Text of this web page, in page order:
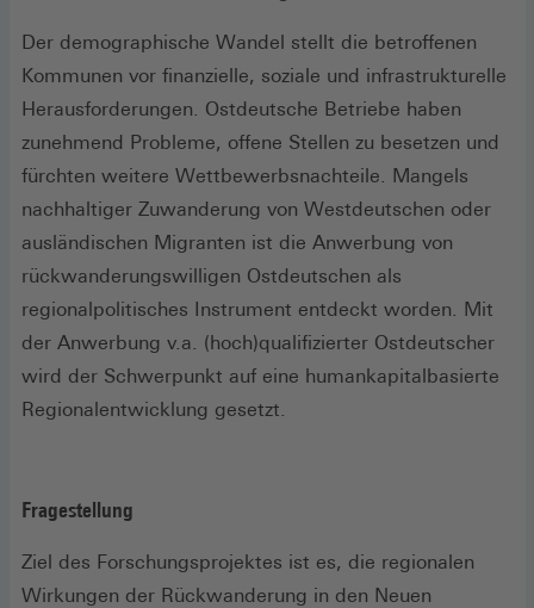
Der demographische Wandel stellt die betroffenen
Kommunen vor finanzielle, soziale und infrastrukturelle
Herausforderungen. Ostdeutsche Betriebe haben
zunehmend Probleme, offene Stellen zu besetzen und
fürchten weitere Wettbewerbsnachteile. Mangels
nachhaltiger Zuwanderung von Westdeutschen oder
ausländischen Migranten ist die Anwerbung von
rückwanderungswilligen Ostdeutschen als
regionalpolitisches Instrument entdeckt worden. Mit
der Anwerbung v.a. (hoch)qualifizierter Ostdeutscher
wird der Schwerpunkt auf eine humankapitalbasierte
Regionalentwicklung gesetzt.
Fragestellung
Ziel des Forschungsprojektes ist es, die regionalen
Wirkungen der Rückwanderung in den Neuen